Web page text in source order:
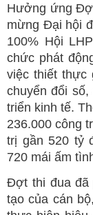
Hưởng ứng
mừng Đại hội
100% Hội
chức phát
việc thiết thực
chuyển đổi
triển kinh tế.
236.000 công
trị gần 520 tỷ
720 mái ấm
Đợt thi đua đã
tạo của cán